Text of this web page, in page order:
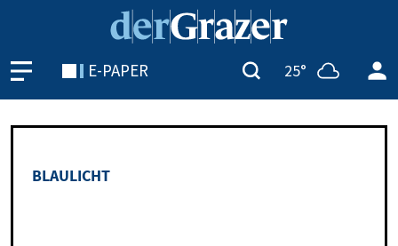
E-PAPER 25°
BLAU­LICHT